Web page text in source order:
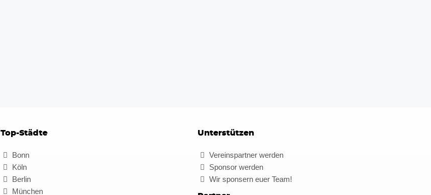
Top-Städte
Bonn
Köln
Berlin
München
Unterstützen
Vereinspartner werden
Sponsor werden
Wir sponsern euer Team!